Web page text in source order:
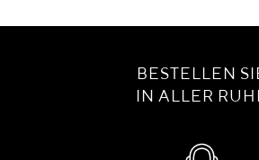
BESTELLEN
IN ALLER